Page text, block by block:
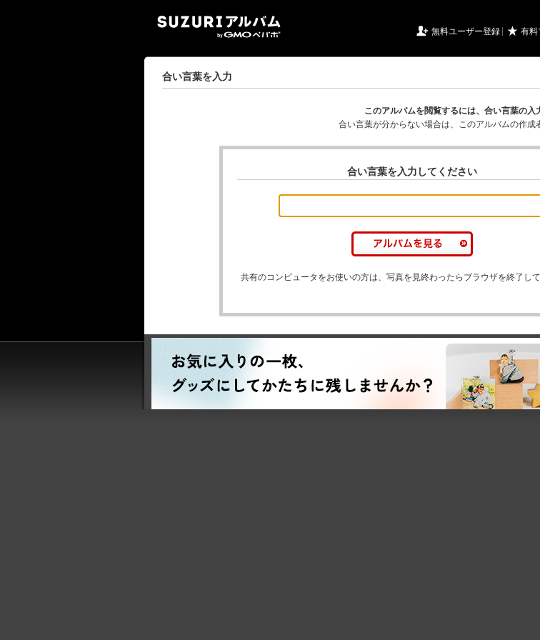
 無料ユーザー登録 ★ 有料
合い言葉を入力
このアルバムを閲覧するには、合い言葉の入
合い言葉が分からない場合は、このアルバムの作成
合い言葉を入力してください
共有のコンピュータをお使いの方は、写真を見終わったらブラウザを終了して